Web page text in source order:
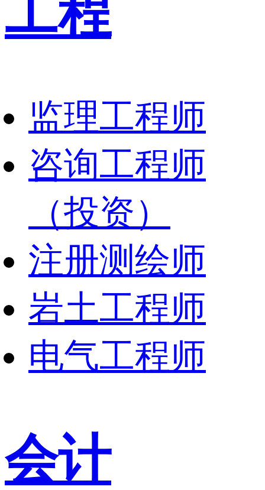
工程
监理工程师
咨询工程师
（投资）
注册测绘师
岩土工程师
电气工程师
会计